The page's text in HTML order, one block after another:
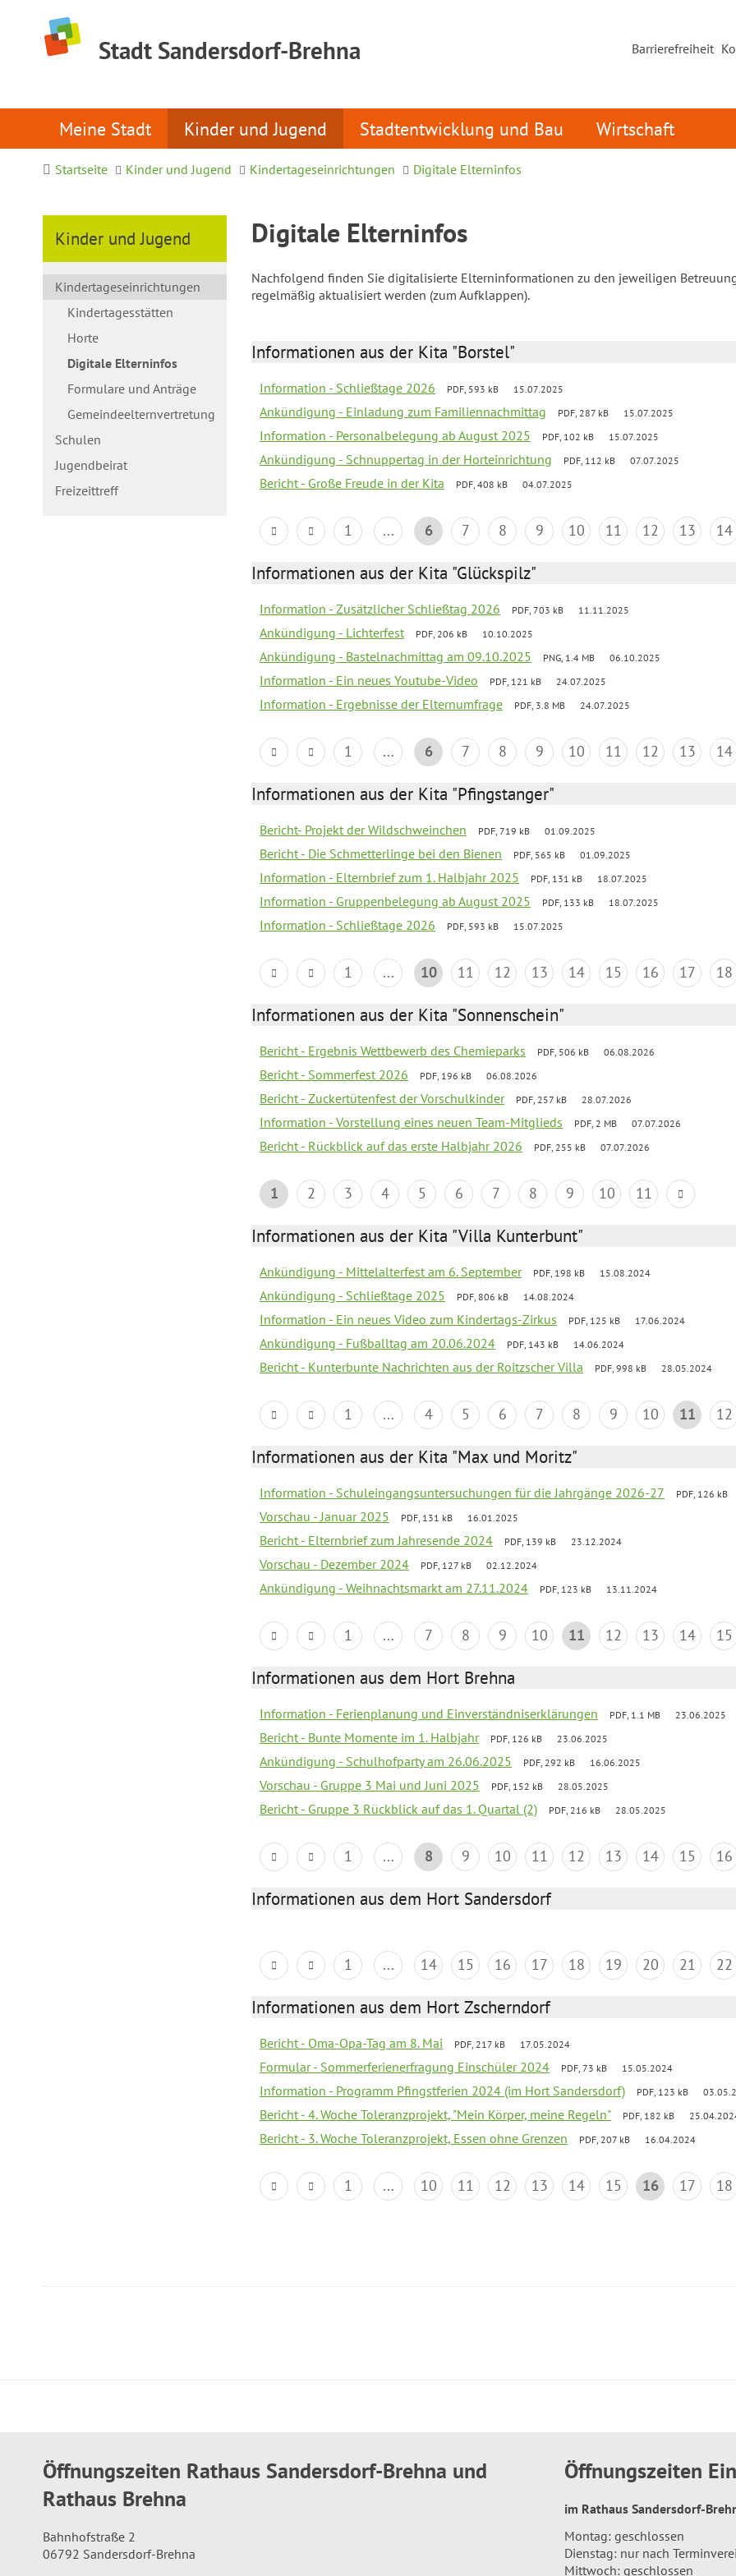
Stadt Sandersdorf-Brehna Barrierefreiheit
Meine Stadt Kinder und Jugend Stadtentwicklung und Bau Wirtschaft
Startseite Kinder und Jugend Kindertageseinrichtungen Digitale Elterninfos
Kinder und Jugend
Kindertageseinrichtungen
Kindertagesstätten
Horte
Digitale Elterninfos
Formulare und Anträge
Gemeindeelternvertretung
Schulen
Jugendbeirat
Freizeittreff
Digitale Elterninfos
Nachfolgend finden Sie digitalisierte Elterninformationen zu den jeweiligen
regelmäßig aktualisiert werden (zum Aufklappen).
Informationen aus der Kita "Borstel"
Information - Schließtage 2026 PDF, 593 kB 15.07.2025
Ankündigung - Einladung zum Familiennachmittag PDF, 287 kB 15.07.2025
Information - Personalbelegung ab August 2025 PDF, 102 kB 15.07.2025
Ankündigung - Schnuppertag in der Horteinrichtung PDF, 112 kB 07.07.2025
Bericht - Große Freude in der Kita PDF, 408 kB 04.07.2025
1 ... 6 7 8 9 10 11 12 13 14
Informationen aus der Kita "Glückspilz"
Information - Zusätzlicher Schließtag 2026 PDF, 703 kB 11.11.2025
Ankündigung - Lichterfest PDF, 206 kB 10.10.2025
Ankündigung - Bastelnachmittag am 09.10.2025 PNG, 1.4 MB 06.10.2025
Information - Ein neues Youtube-Video PDF, 121 kB 24.07.2025
Information - Ergebnisse der Elternumfrage PDF, 3.8 MB 24.07.2025
1 ... 6 7 8 9 10 11 12 13 14
Informationen aus der Kita "Pfingstanger"
Bericht- Projekt der Wildschweinchen PDF, 719 kB 01.09.2025
Bericht - Die Schmetterlinge bei den Bienen PDF, 565 kB 01.09.2025
Information - Elternbrief zum 1. Halbjahr 2025 PDF, 131 kB 18.07.2025
Information - Gruppenbelegung ab August 2025 PDF, 133 kB 18.07.2025
Information - Schließtage 2026 PDF, 593 kB 15.07.2025
1 ... 10 11 12 13 14 15 16 17 18
Informationen aus der Kita "Sonnenschein"
Bericht - Ergebnis Wettbewerb des Chemieparks PDF, 506 kB 06.08.2026
Bericht - Sommerfest 2026 PDF, 196 kB 06.08.2026
Bericht - Zuckertütenfest der Vorschulkinder PDF, 257 kB 28.07.2026
Information - Vorstellung eines neuen Team-Mitglieds PDF, 2 MB 07.07.2026
Bericht - Rückblick auf das erste Halbjahr 2026 PDF, 255 kB 07.07.2026
1 2 3 4 5 6 7 8 9 10 11
Informationen aus der Kita "Villa Kunterbunt"
Ankündigung - Mittelalterfest am 6. September PDF, 198 kB 15.08.2024
Ankündigung - Schließtage 2025 PDF, 806 kB 14.08.2024
Information - Ein neues Video zum Kindertags-Zirkus PDF, 125 kB 17.06.2024
Ankündigung - Fußballtag am 20.06.2024 PDF, 143 kB 14.06.2024
Bericht - Kunterbunte Nachrichten aus der Roitzscher Villa PDF, 998 kB 28.05.2024
1 ... 4 5 6 7 8 9 10 11 12
Informationen aus der Kita "Max und Moritz"
Information - Schuleingangsuntersuchungen für die Jahrgänge 2026-27 PDF, 126 kB
Vorschau - Januar 2025 PDF, 131 kB 16.01.2025
Bericht - Elternbrief zum Jahresende 2024 PDF, 139 kB 23.12.2024
Vorschau - Dezember 2024 PDF, 127 kB 02.12.2024
Ankündigung - Weihnachtsmarkt am 27.11.2024 PDF, 123 kB 13.11.2024
1 ... 7 8 9 10 11 12 13 14 15
Informationen aus dem Hort Brehna
Information - Ferienplanung und Einverständniserklärungen PDF, 1.1 MB 23.06.2025
Bericht - Bunte Momente im 1. Halbjahr PDF, 126 kB 23.06.2025
Ankündigung - Schulhofparty am 26.06.2025 PDF, 292 kB 16.06.2025
Vorschau - Gruppe 3 Mai und Juni 2025 PDF, 152 kB 28.05.2025
Bericht - Gruppe 3 Rückblick auf das 1. Quartal (2) PDF, 216 kB 28.05.2025
1 ... 8 9 10 11 12 13 14 15 16
Informationen aus dem Hort Sandersdorf
1 ... 14 15 16 17 18 19 20 21 22
Informationen aus dem Hort Zscherndorf
Bericht - Oma-Opa-Tag am 8. Mai PDF, 217 kB 17.05.2024
Formular - Sommerferienerfragung Einschüler 2024 PDF, 73 kB 15.05.2024
Information - Programm Pfingstferien 2024 (im Hort Sandersdorf) PDF, 123 kB
Bericht - 4. Woche Toleranzprojekt, "Mein Körper, meine Regeln" PDF, 182 kB
Bericht - 3. Woche Toleranzprojekt, Essen ohne Grenzen PDF, 207 kB 16.04.2024
1 ... 10 11 12 13 14 15 16 17 18
Öffnungszeiten Rathaus Sandersdorf-Brehna und
Rathaus Brehna
Bahnhofstraße 2
06792 Sandersdorf-Brehna
Öffnungszeiten
im Rathaus Sandersdorf-
Montag: geschlossen
Dienstag: nur nach
Mittwoch: geschlossen